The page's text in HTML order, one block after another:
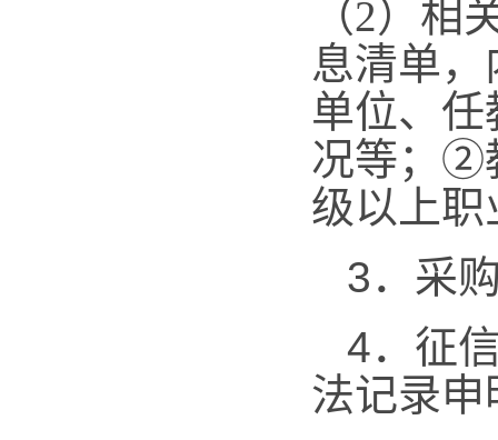
（2）相
息清单
单位、
况等； ②
级以上
3． 采
4． 征
法记录